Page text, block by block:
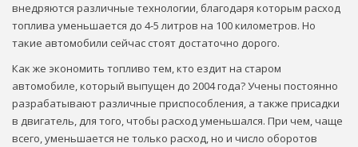
внедряются различные технологии, благодаря которым расход
топлива уменьшается до 4-5 литров на 100 километров. Но
такие автомобили сейчас стоят достаточно дорого.
Как же экономить топливо тем, кто ездит на старом
автомобиле, который выпущен до 2004 года? Учены постоянно
разрабатывают различные приспособления, а также присадки
в двигатель, для того, чтобы расход уменьшался. При чем, чаще
всего, уменьшается не только расход, но и число оборотов